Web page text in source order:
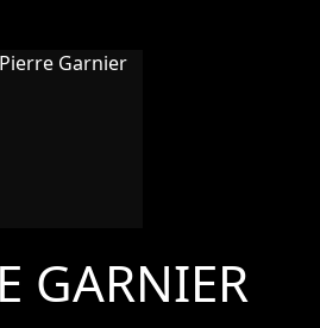
GARNIER